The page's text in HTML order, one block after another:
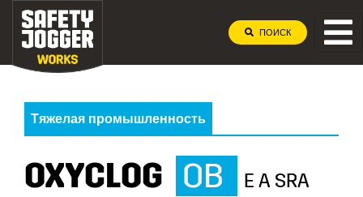
ПОИСК
Тяжелая промышленность
OXYCLOG OB
E A SRA